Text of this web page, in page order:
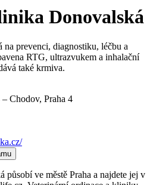
Donovalská
prevenci, diagnostiku, léčbu a
RTG, ultrazvukem a inhalační
také krmiva.
– Chodov, Praha 4
ve městě Praha a najdete jej v